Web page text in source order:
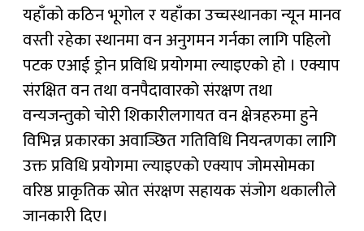
यहाँको कठिन भूगोल र यहाँका उच्चस्थानका न्यून मानव
वस्ती रहेका स्थानमा वन अनुगमन गर्नका लागि पहिलो
पटक एआई ड्रोन प्रविधि प्रयोगमा ल्याइएको हो । एक्याप
संरक्षित वन तथा वनपैदावारको संरक्षण तथा
वन्यजन्तुको चोरी शिकारीलगायत वन क्षेत्रहरुमा हुने
विभिन्न प्रकारका अवाञ्छित गतिविधि नियन्त्रणका लागि
उक्त प्रविधि प्रयोगमा ल्याइएको एक्याप जोमसोमका
वरिष्ठ प्राकृतिक स्रोत संरक्षण सहायक संजोग थकालीले
जानकारी दिए।